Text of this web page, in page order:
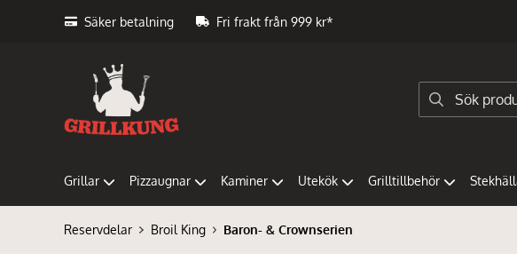
Säker betalning Fri frakt från 999 kr*
Grillar Pizzaugnar Kaminer Utekök Grilltillbehör
Reservdelar Broil King Baron- & Crownserien